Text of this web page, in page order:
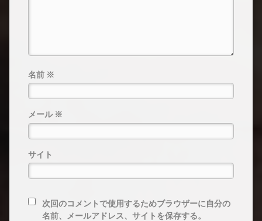
名前 ※
メール ※
サイト
次回のコメントで使用するためブラウザーに自分の
名前、メールアドレス、サイトを保存する。